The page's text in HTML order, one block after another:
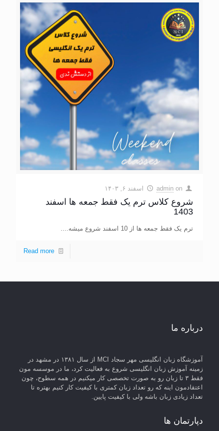
admin on اسفند ۶, ۱۴۰۳
شروع کلاس ترم یک فقط جمعه ها اسفند
1403
ترم یک فقط جمعه ها از 10 اسفند شروع میشه....
Read more
درباره ما
آموزشگاه زبان انگلیسی مهر سجاد MCI از سال ۱۳۸۱ در مشهد در
زمینه آموزش زبان انگلیسی شروع به فعالیت کرد، ما در موسسه مون
فقط ۳ تا زبان رو به صورت تخصصی کار میکنیم در همه سطوح، چون
اعتقادمون اینه که رو تعداد زبان کمتری با کیفیت کار کنیم بهتره تا
تعداد زیادی زبان باشه ولی با کیفیت پایین.
دپارتمان ها